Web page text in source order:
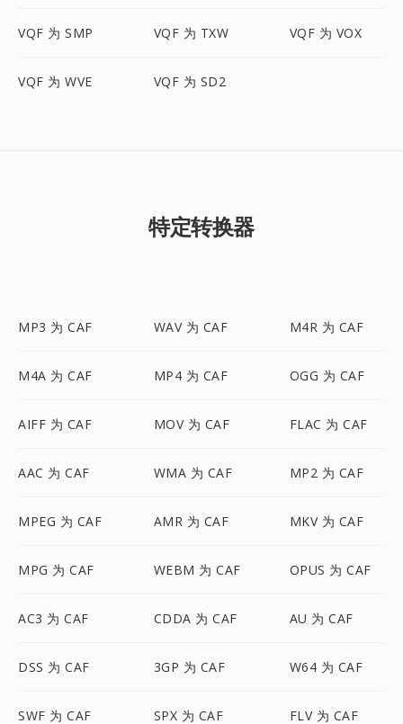
VQF 为 SMP VQF 为 TXW VQF 为 VOX
VQF 为 WVE VQF 为 SD2
特定转换器
MP3 为 CAF WAV 为 CAF M4R 为 CAF
M4A 为 CAF MP4 为 CAF OGG 为 CAF
AIFF 为 CAF MOV 为 CAF FLAC 为 CAF
AAC 为 CAF WMA 为 CAF MP2 为 CAF
MPEG 为 CAF AMR 为 CAF MKV 为 CAF
MPG 为 CAF WEBM 为 CAF OPUS 为 CAF
AC3 为 CAF CDDA 为 CAF AU 为 CAF
DSS 为 CAF 3GP 为 CAF W64 为 CAF
SWF 为 CAF SPX 为 CAF FLV 为 CAF